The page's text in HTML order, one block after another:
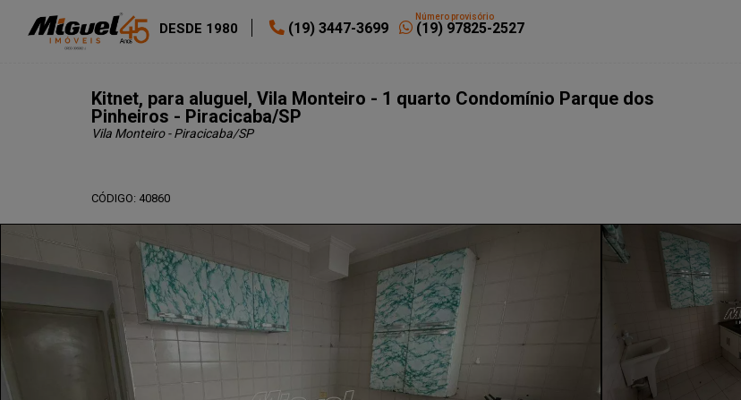
DESDE 1980 (19) 3447-3699 (19) 97825-2527
Número provisório
Kitnet, para aluguel, Vila Monteiro - 1 quarto Condomínio Parque dos
Pinheiros - Piracicaba/SP
Vila Monteiro - Piracicaba/SP
CÓDIGO: 40860